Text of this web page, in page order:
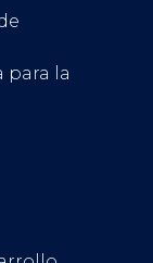
para la